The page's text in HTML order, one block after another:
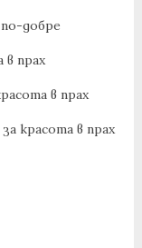
добре
прах
в прах
красота в прах